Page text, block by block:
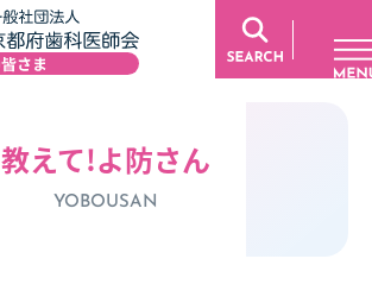
教えて!よ防さん
YOBOUSAN